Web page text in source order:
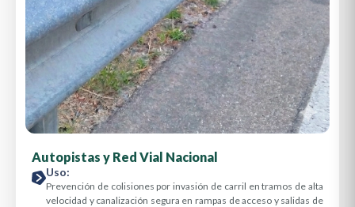
Autopistas y Red Vial Nacional
Uso:
Prevención de colisiones por invasión de carril en tramos de alta
velocidad y canalización segura en rampas de acceso y salidas de